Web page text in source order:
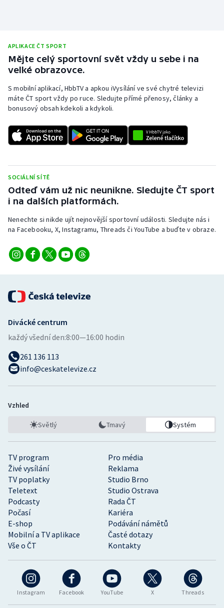
APLIKACE ČT SPORT
Mějte celý sportovní svět vždy u sebe i na
velké obrazovce.
S mobilní aplikací, HbbTV a apkou iVysílání ve své chytré televizi
máte ČT sport vždy po ruce. Sledujte přímé přenosy, články a
bonusový obsah kdekoli a kdykoli.
SOCIÁLNÍ SÍTĚ
Odteď vám už nic neunikne. Sledujte ČT sport
i na dalších platformách.
Nenechte si nikde ujít nejnovější sportovní události. Sledujte nás i
na Facebooku, X, Instagramu, Threads či YouTube a buďte v obraze.
Instagram Facebook YouTube X Threads
TV program
Pro média
Živé vysílání
Reklama
TV poplatky
Studio Brno
Teletext
Studio Ostrava
Podcasty
Rada ČT
Počasí
Kariéra
E-shop
Podávání námětů
Mobilní a TV aplikace
Časté dotazy
Vše o ČT
Kontakty
Divácké centrum
každý všední den:8:00—16:00 hodin
261 136 113
info@ceskatelevize.cz
Vzhled
Světlý Tmavý Systém